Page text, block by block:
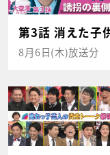
第3話 消えた子
8月6日(木)放送分